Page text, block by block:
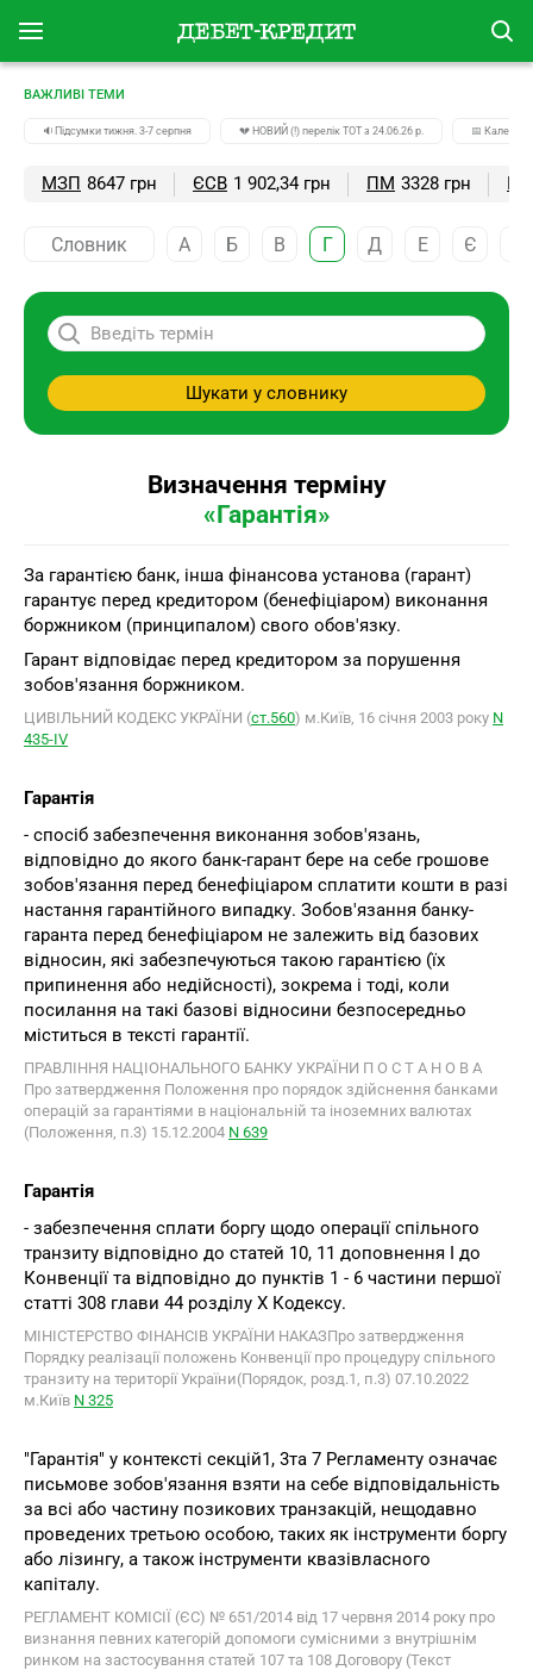
ВАЖЛИВІ ТЕМИ
🔉Підсумки тижня. 3-7 серпня 💔 НОВИЙ (!) перелік ТОТ з 24.06.26 р. 📅
МЗП 8647 грн ЄСВ 1 902,34 грн ПМ 3328 грн
Словник А Б В Г Д Е Є
Шукати у словнику
Визначення терміну
«Гарантія»
За гарантією банк, інша фінансова установа (гарант)
гарантує перед кредитором (бенефіціаром) виконання
боржником (принципалом) свого обов'язку.
Гарант відповідає перед кредитором за порушення
зобов'язання боржником.
ЦИВІЛЬНИЙ КОДЕКС УКРАЇНИ (ст.560) м.Київ, 16 січня 2003 року N
435-ІV
Гарантія
- спосіб забезпечення виконання зобов'язань,
відповідно до якого банк-гарант бере на себе грошове
зобов'язання перед бенефіціаром сплатити кошти в разі
настання гарантійного випадку. Зобов'язання банку-
гаранта перед бенефіціаром не залежить від базових
відносин, які забезпечуються такою гарантією (їх
припинення або недійсності), зокрема і тоді, коли
посилання на такі базові відносини безпосередньо
міститься в тексті гарантії.
ПРАВЛІННЯ НАЦІОНАЛЬНОГО БАНКУ УКРАЇНИ П О С Т А Н О В А
Про затвердження Положення про порядок здійснення банками
операцій за гарантіями в національній та іноземних валютах
(Положення, п.3) 15.12.2004 N 639
Гарантія
- забезпечення сплати боргу щодо операції спільного
транзиту відповідно до статей 10, 11 доповнення I до
Конвенції та відповідно до пунктів 1 - 6 частини першої
статті 308 глави 44 розділу X Кодексу.
МІНІСТЕРСТВО ФІНАНСІВ УКРАЇНИ НАКАЗПро затвердження
Порядку реалізації положень Конвенції про процедуру спільного
транзиту на території України(Порядок, розд.1, п.3) 07.10.2022
м.Київ N 325
"Гарантія" у контексті секцій1, 3та 7 Регламенту означає
письмове зобов'язання взяти на себе відповідальність
за всі або частину позикових транзакцій, нещодавно
проведених третьою особою, таких як інструменти боргу
або лізингу, а також інструменти квазівласного
капіталу.
РЕГЛАМЕНТ КОМІСІЇ (ЄС) № 651/2014 від 17 червня 2014 року про
визнання певних категорій допомоги сумісними з внутрішнім
ринком на застосування статей 107 та 108 Договору (Текст